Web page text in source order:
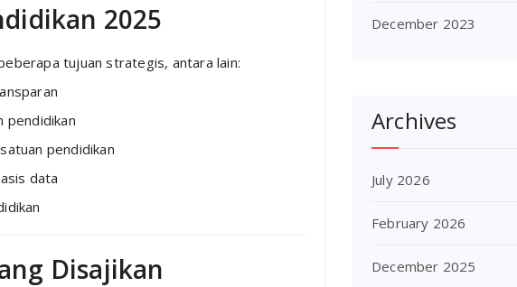
2025
tujuan strategis, antara lain:
pendidikan
pendidikan
data
Disajikan
December 2023
Archives
July 2026
February 2026
December 2025